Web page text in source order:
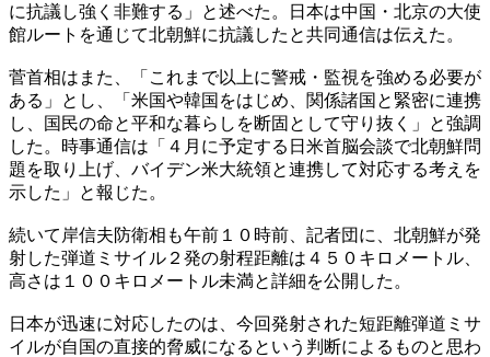
に抗議し強く非難する」と述べた。日本は中国・北京の大使
館ルートを通じて北朝鮮に抗議したと共同通信は伝えた。
菅首相はまた、「これまで以上に警戒・監視を強める必要が
ある」とし、「米国や韓国をはじめ、関係諸国と緊密に連携
し、国民の命と平和な暮らしを断固として守り抜く」と強調
した。時事通信は「４月に予定する日米首脳会談で北朝鮮問
題を取り上げ、バイデン米大統領と連携して対応する考えを
示した」と報じた。
続いて岸信夫防衛相も午前１０時前、記者団に、北朝鮮が発
射した弾道ミサイル２発の射程距離は４５０キロメートル、
高さは１００キロメートル未満と詳細を公開した。
日本が迅速に対応したのは、今回発射された短距離弾道ミサ
イルが自国の直接的脅威になるという判断によるものと思わ